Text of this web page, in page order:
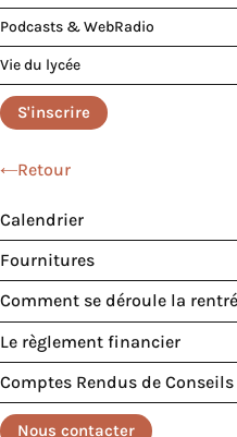
Podcasts & WebRadio
Vie du lycée
S'inscrire
Retour
Calendrier
Fournitures
Comment se déroule la
Le règlement financier
Comptes Rendus de Conseils
Nous contacter